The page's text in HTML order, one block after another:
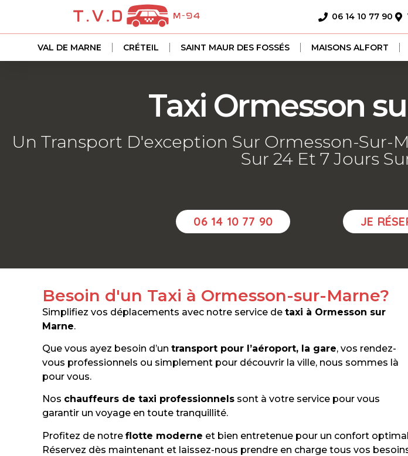
06 14 10 77 90
VAL DE MARNE CRÉTEIL SAINT MAUR DES FOSSÉS MAISONS ALFORT
Taxi Ormesson
Un Transport D'exception Sur Ormesson-Sur-
Sur 24 Et 7 Jours
06 14 10 77 90 JE
Besoin d'un Taxi à Ormesson-sur-Marne?
Simplifiez vos déplacements avec notre service de taxi à Ormesson sur
Marne.
Que vous ayez besoin d’un transport pour l’aéroport, la gare, vos rendez-
vous professionnels ou simplement pour découvrir la ville, nous sommes là
pour vous.
Nos chauffeurs de taxi professionnels sont à votre service pour vous
garantir un voyage en toute tranquillité.
Profitez de notre flotte moderne et bien entretenue pour un confort
Réservez dès maintenant et laissez-nous prendre en charge tous vos